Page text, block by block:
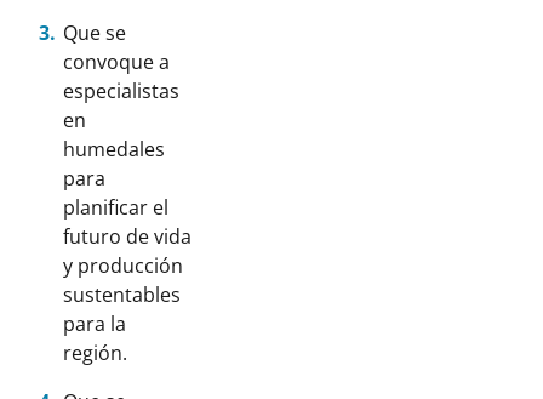
Que se
convoque a
especialistas
en
humedales
para
planificar el
futuro de vida
y producción
sustentables
para la
región.